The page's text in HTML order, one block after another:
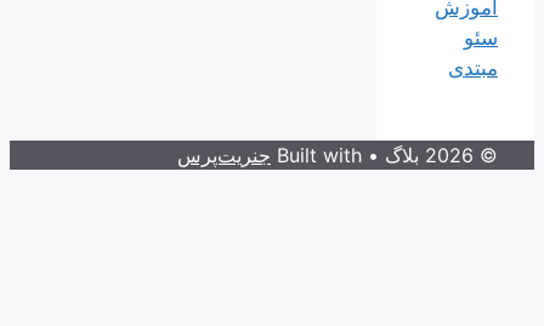
آموزش
سئو
مبتدی
© 2026 بلاگ • Built with جنریت‌پرس